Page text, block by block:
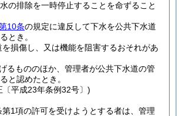
の排除を一時停止することを命ずること
10条の規定に違反して下水を公共下水道
とき。
損傷し、又は機能を阻害するおそれがあ
るもののほか、管理者が公共下水道の管
と認めたとき。
〔平成23年条例32号〕)
1項の許可を受けようとする者は、管理